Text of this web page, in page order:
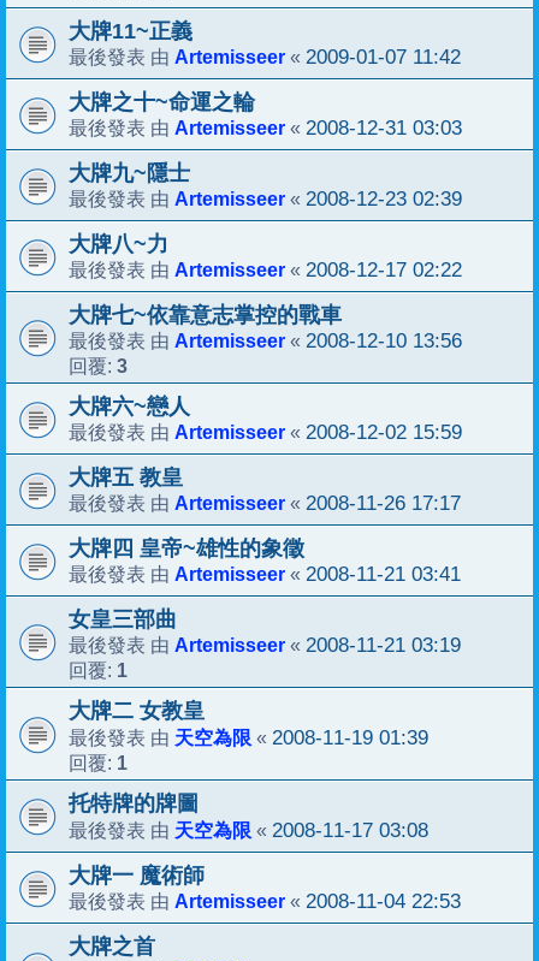
大牌11~正義
最後發表 由 Artemisseer « 2009-01-07 11:42
大牌之十~命運之輪
最後發表 由 Artemisseer « 2008-12-31 03:03
大牌九~隱士
最後發表 由 Artemisseer « 2008-12-23 02:39
大牌八~力
最後發表 由 Artemisseer « 2008-12-17 02:22
大牌七~依靠意志掌控的戰車
最後發表 由 Artemisseer « 2008-12-10 13:56
回覆: 3
大牌六~戀人
最後發表 由 Artemisseer « 2008-12-02 15:59
大牌五 教皇
最後發表 由 Artemisseer « 2008-11-26 17:17
大牌四 皇帝~雄性的象徵
最後發表 由 Artemisseer « 2008-11-21 03:41
女皇三部曲
最後發表 由 Artemisseer « 2008-11-21 03:19
回覆: 1
大牌二 女教皇
最後發表 由 天空為限 « 2008-11-19 01:39
回覆: 1
托特牌的牌圖
最後發表 由 天空為限 « 2008-11-17 03:08
大牌一 魔術師
最後發表 由 Artemisseer « 2008-11-04 22:53
大牌之首